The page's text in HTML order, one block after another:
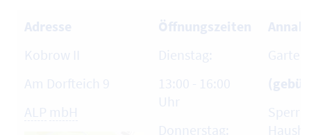
Adresse
Kobrow II
Am Dorfteich 9
ALP mbH
Öffnungszeiten
Dienstag:
13:00 - 16:00
Uhr
Donnerstag: